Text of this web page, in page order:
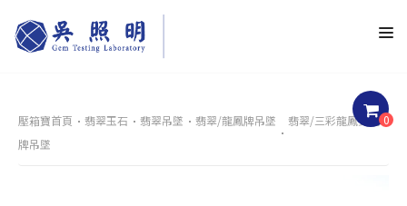
0
壓箱寶首頁 翡翠玉石 翡翠吊墜 翡翠/龍鳳牌吊墜
翡翠/三彩龍鳳雙飛
牌吊墜